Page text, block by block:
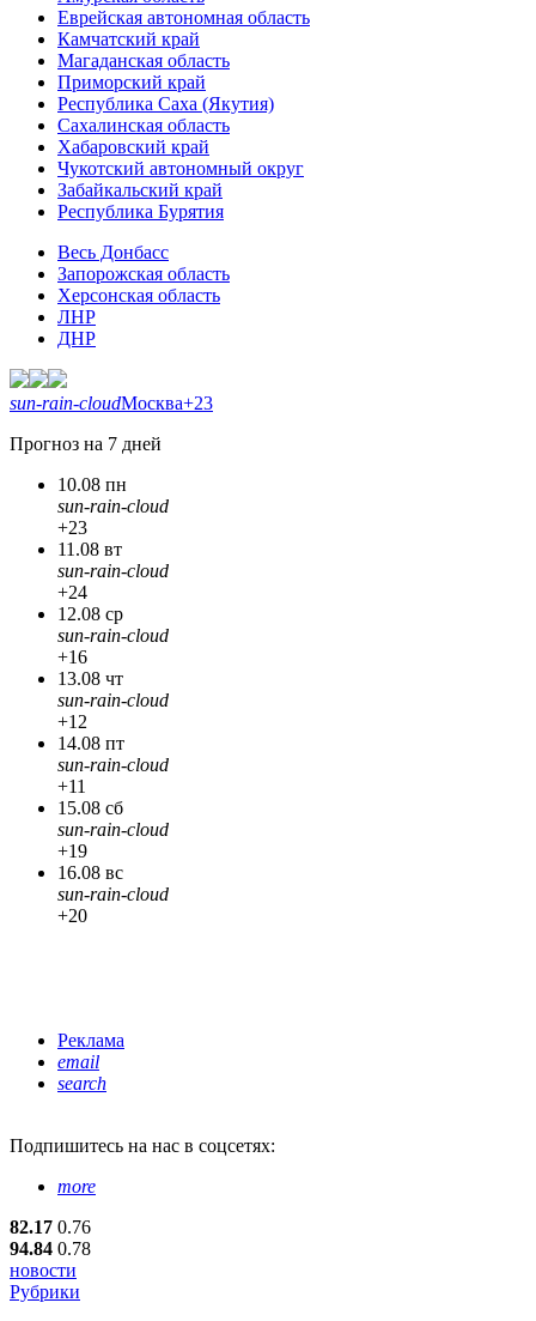
Еврейская автономная область
Камчатский край
Магаданская область
Приморский край
Республика Саха (Якутия)
Сахалинская область
Хабаровский край
Чукотский автономный округ
Забайкальский край
Республика Бурятия
Весь Донбасс
Запорожская область
Херсонская область
ЛНР
ДНР
sun-rain-cloudМосква+23
Прогноз на 7 дней
10.08 пн
sun-rain-cloud
+23
11.08 вт
sun-rain-cloud
+24
12.08 ср
sun-rain-cloud
+16
13.08 чт
sun-rain-cloud
+12
14.08 пт
sun-rain-cloud
+11
15.08 сб
sun-rain-cloud
+19
16.08 вс
sun-rain-cloud
+20
Реклама
email
search
Подпишитесь на нас в соцсетях:
more
82.17 0.76
94.84 0.78
новости
Рубрики